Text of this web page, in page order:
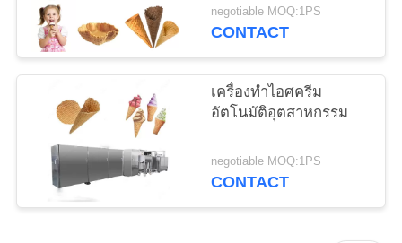
negotiable MOQ:1PS
CONTACT
เครื่องทำไอศครีม
อัตโนมัติอุตสาหกรรม
negotiable MOQ:1PS
CONTACT